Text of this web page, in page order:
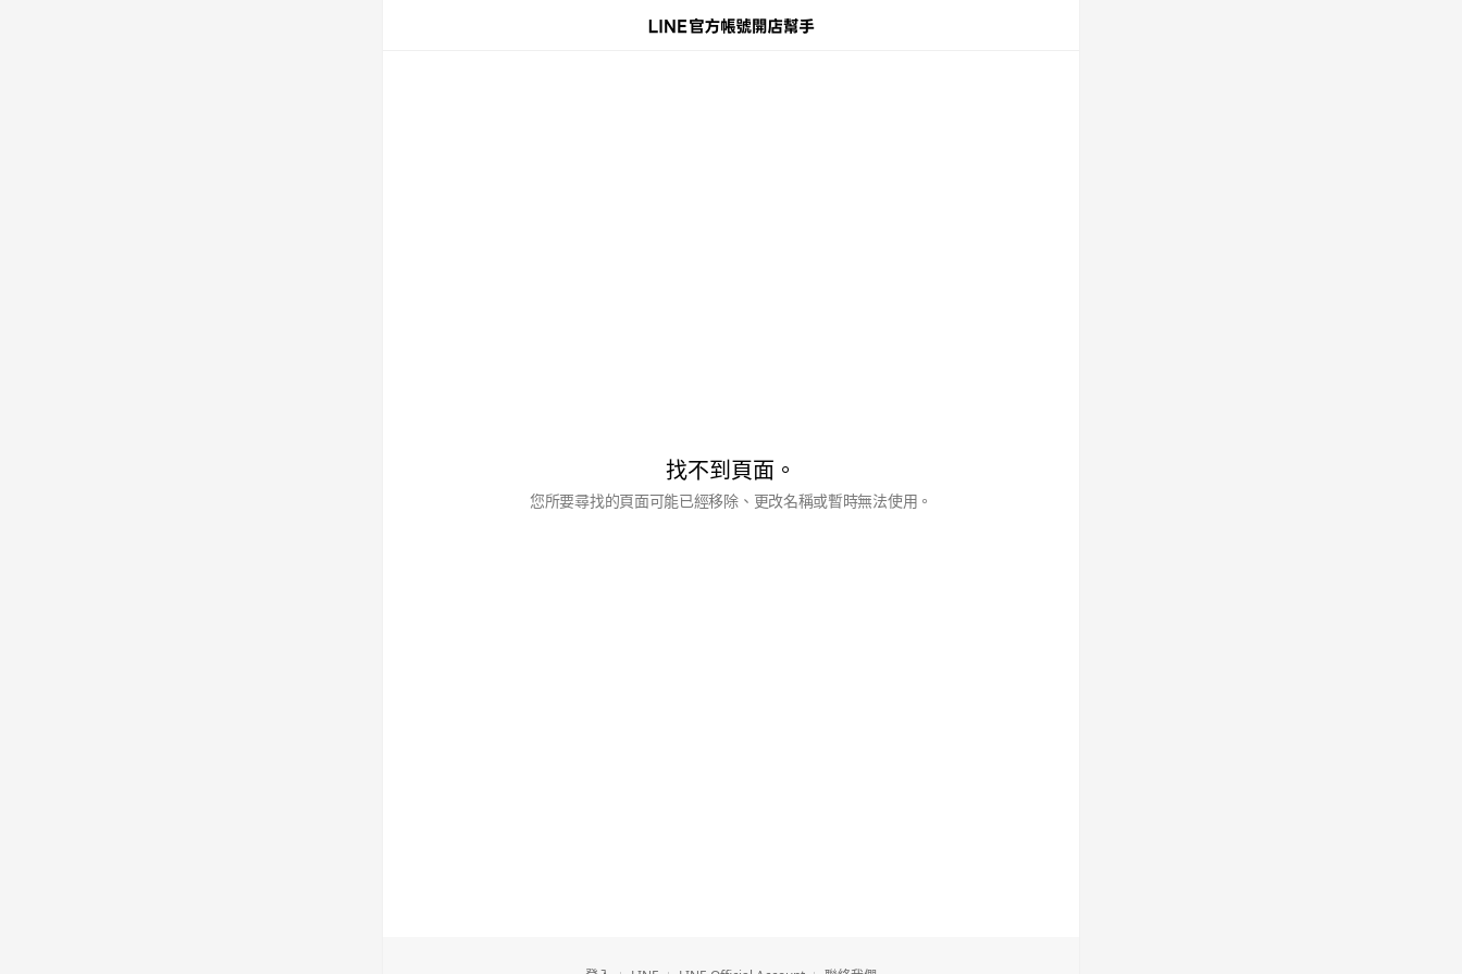
找不到頁面。
您所要尋找的頁面可能已經移除、更改名稱或暫時無法使用。